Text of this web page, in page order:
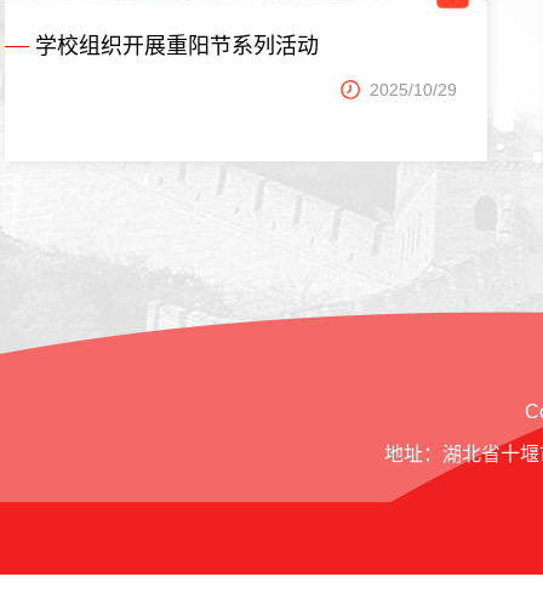
学校组织开展重阳节系列活动
2025/10/29
地址：湖北省十